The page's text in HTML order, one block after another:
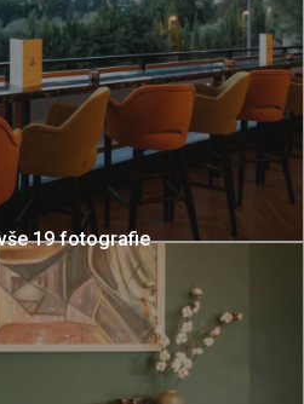
19 fotografie